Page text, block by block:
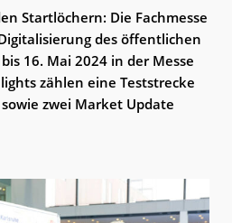
Startlöchern: Die Fachmesse
des öffentlichen
16. Mai 2024 in der Messe
zählen eine Teststrecke
zwei Market Update